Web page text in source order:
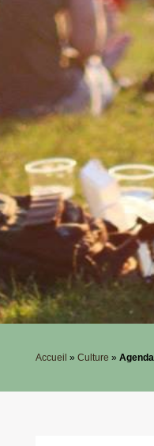
Accueil » Culture » Agenda